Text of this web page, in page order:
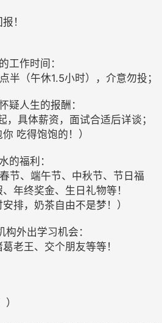
！
工作时间：
半（午休1.5小时），介意勿投；
疑人生的报酬：
具体薪资，面试合适后详谈；
吃得饱饱的！）
的福利：
节、端午节、中秋节、节日福
年终奖金、生日礼物等！
排，奶茶自由不是梦！）
外出学习机会：
老王、交个朋友等等！